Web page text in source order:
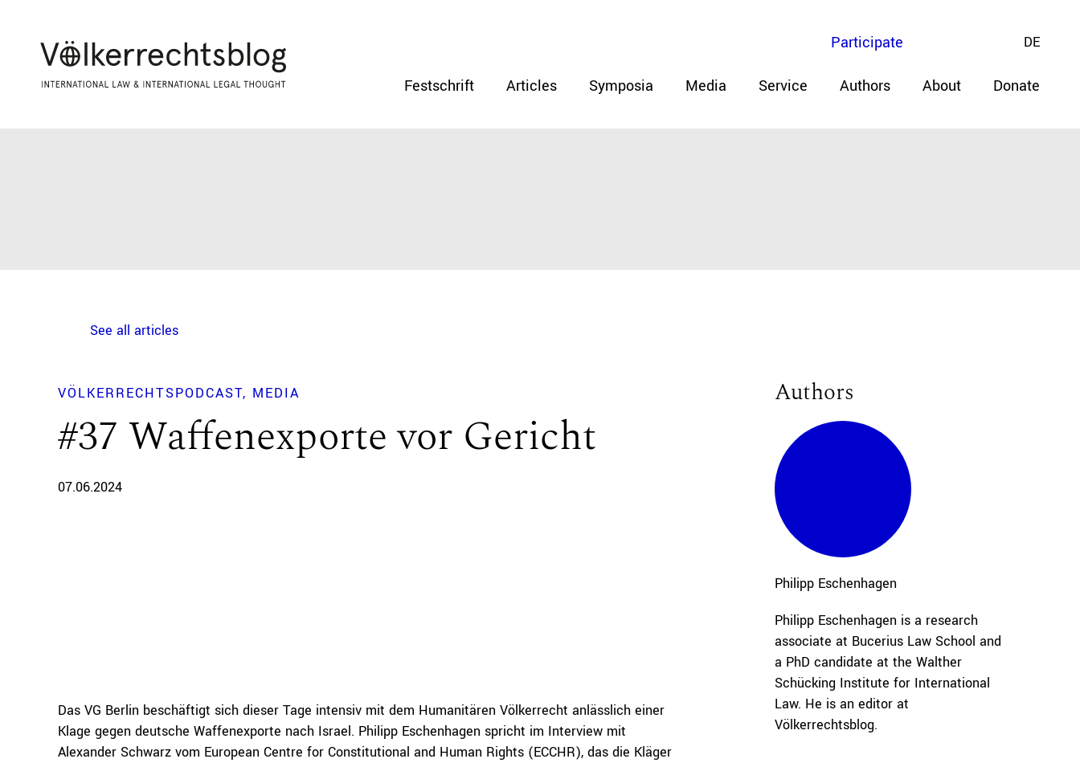
Festschrift Articles Symposia Media Service Authors About Donate
DE
Participate
See all articles
VÖLKERRECHTSPODCAST MEDIA
#37 Waffenexporte vor Gericht
07.06.2024
Das VG Berlin beschäftigt sich dieser Tage intensiv mit dem Humanitären Völkerrecht anlässlich einer
Klage gegen deutsche Waffenexporte nach Israel. Philipp Eschenhagen spricht im Interview mit
Alexander Schwarz vom European Centre for Constitutional and Human Rights (ECCHR), das die Kläger
Authors
Philipp Eschenhagen
Philipp Eschenhagen is a research
associate at Bucerius Law School and
a PhD candidate at the Walther
Schücking Institute for International
Law. He is an editor at
Völkerrechtsblog.